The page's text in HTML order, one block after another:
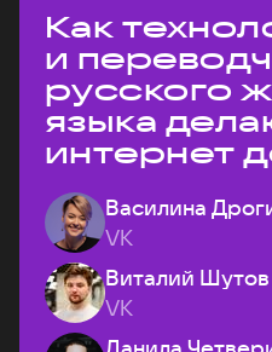
Как
и
русского
языка
интернет
Василина
VK
Виталий Шутов
VK